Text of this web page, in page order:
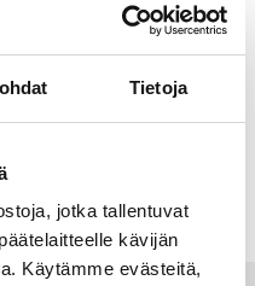
Tietoja
jotka tallentuvat
kävijän
Käytämme evästeitä,